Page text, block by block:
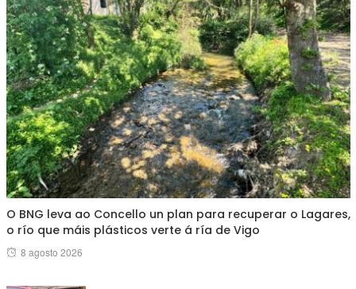
O BNG leva ao Concello un plan para recuperar o Lagares,
o río que máis plásticos verte á ría de Vigo
Posted
8 agosto 2026